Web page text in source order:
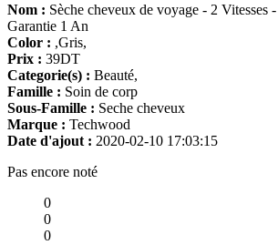
Nom : Sèche cheveux de voyage - 2 Vitesses
Garantie 1 An
Color : ,Gris,
Prix : 39DT
Categorie(s) : Beauté,
Famille : Soin de corp
Sous-Famille : Seche cheveux
Marque : Techwood
Date d'ajout : 2020-02-10 17:03:15
Pas encore noté
0
0
0